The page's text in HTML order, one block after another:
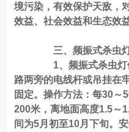
境污染，有效保护天敌，
效益、社会效益和生态效益
三、频振式杀虫
1、频振式杀虫灯
路两旁的电线杆或吊挂在
固定。操作方法：每30～
200米，离地面高度1.5～
间为5月初至10月下旬。